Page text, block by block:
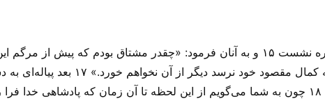
به شما می‌گویم تا آن زمان که این فصح در پادشاهی خدا به
شکرگزاری گفت: «این را بگیرید و بین خودتان تقسیم کنید، ۱۸ چون به شما می‌گویم از این لحظه تا آن زمان